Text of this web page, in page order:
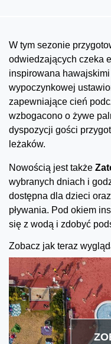
W tym sezonie
odwiedzających czeka
inspirowana
wypoczynkowej
zapewniające cień
wzbogacono o żywe
dyspozycji gości
leżaków.
Nowością jest także
wybranych dniach i
dostępna dla dzieci
pływania. Pod okiem
się z wodą i zdobyć
Zobacz jak teraz